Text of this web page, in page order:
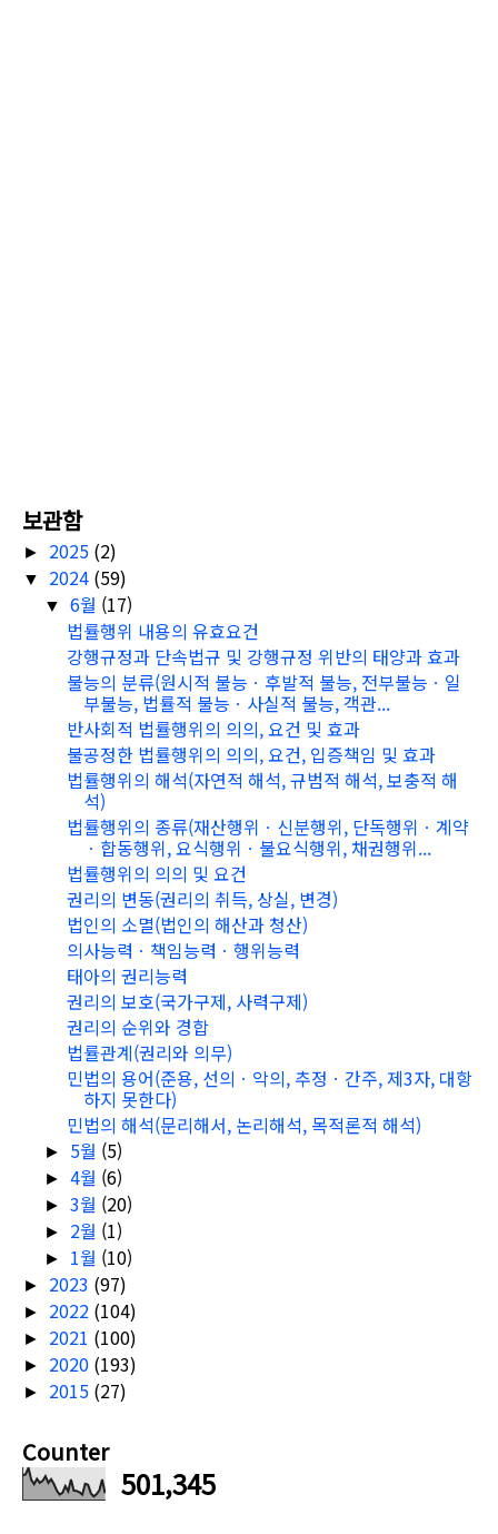
보관함
► 2025 (2)
▼ 2024 (59)
▼6월 (17)
법률행위 내용의 유효요건
강행규정과 단속법규 및 강행규정 위반의 태양과 효과
불능의 분류(원시적 불능ㆍ후발적 불능, 전부불능ㆍ일
부불능, 법률적 불능ㆍ사실적 불능, 객관...
반사회적 법률행위의 의의, 요건 및 효과
불공정한 법률행위의 의의, 요건, 입증책임 및 효과
법률행위의 해석(자연적 해석, 규범적 해석, 보충적 해
석)
법률행위의 종류(재산행위ㆍ신분행위, 단독행위ㆍ계약
ㆍ합동행위, 요식행위ㆍ불요식행위, 채권행위...
법률행위의 의의 및 요건
권리의 변동(권리의 취득, 상실, 변경)
법인의 소멸(법인의 해산과 청산)
의사능력ㆍ책임능력ㆍ행위능력
태아의 권리능력
권리의 보호(국가구제, 사력구제)
권리의 순위와 경합
법률관계(권리와 의무)
민법의 용어(준용, 선의ㆍ악의, 추정ㆍ간주, 제3자, 대항
하지 못한다)
민법의 해석(문리해서, 논리해석, 목적론적 해석)
► 5월 (5)
►4월 (6)
►3월 (20)
► 2월 (1)
► 1월 (10)
► 2023 (97)
► 2022 (104)
► 2021 (100)
► 2020 (193)
► 2015 (27)
Counter
501,345